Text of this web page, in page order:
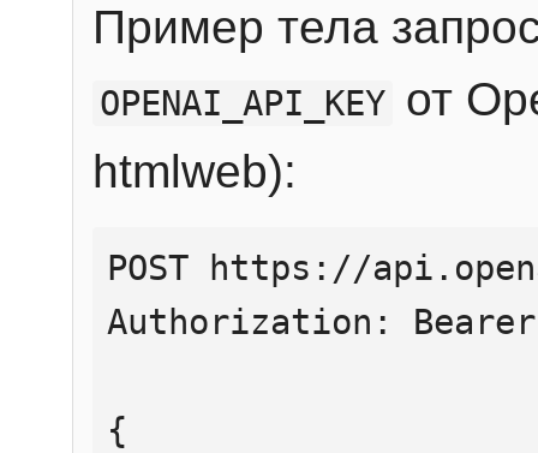
Пример тела
OPENAI_API_KEY от
htmlweb):
POST https://
Authorization:
{